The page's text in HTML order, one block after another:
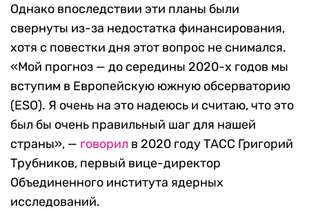
Однако впоследствии эти планы были
свернуты из-за недостатка финансирования,
хотя с повестки дня этот вопрос не снимался.
«Мой прогноз — до середины 2020-х годов мы
вступим в Европейскую южную обсерваторию
(ESO). Я очень на это надеюсь и считаю, что это
был бы очень правильный шаг для нашей
страны», — говорил в 2020 году ТАСС Григорий
Трубников, первый вице-директор
Объединенного института ядерных
исследований.